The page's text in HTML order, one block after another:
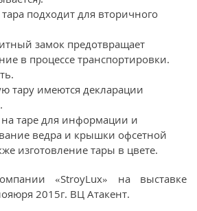
подходит для вторичного
замок предотвращает
в процессе транспортировки.
тару имеются декларации
таре для информации и
ведра и крышки офсетной
изготовление тары в цвете.
«StroyLux» на выставке
2015г. ВЦ Атакент.